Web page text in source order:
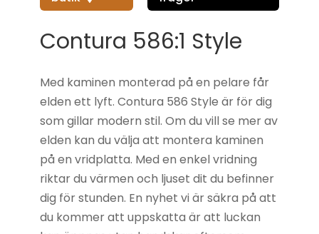
Contura 586:1 Style
Med kaminen monterad på en pelare får
elden ett lyft. Contura 586 Style är för dig
som gillar modern stil. Om du vill se mer av
elden kan du välja att montera kaminen
på en vridplatta. Med en enkel vridning
riktar du värmen och ljuset dit du befinner
dig för stunden. En nyhet vi är säkra på att
du kommer att uppskatta är att luckan